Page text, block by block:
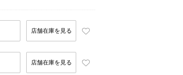
店舗在庫を見る
店舗在庫を見る